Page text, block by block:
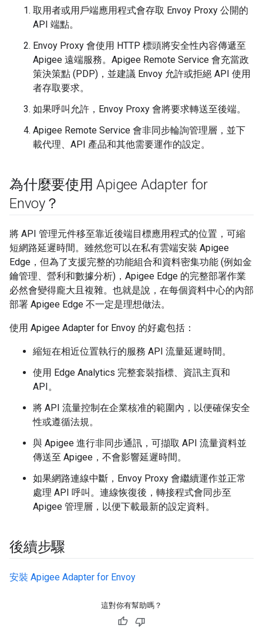
取用者或用戶端應用程式會存取 Envoy Proxy 公開的
API 端點。
Envoy Proxy 會使用 HTTP 標頭將安全性內容傳遞至
Apigee 遠端服務。Apigee Remote Service 會充當政
策決策點 (PDP)，並建議 Envoy 允許或拒絕 API 使用
者存取要求。
如果呼叫允許，Envoy Proxy 會將要求轉送至後端。
Apigee Remote Service 會非同步輪詢管理層，並下
載代理、API 產品和其他需要運作的設定。
為什麼要使用 Apigee Adapter for
Envoy？
將 API 管理元件移至靠近後端目標應用程式的位置，可縮
短網路延遲時間。雖然您可以在私有雲端安裝 Apigee
Edge，但為了支援完整的功能組合和資料密集功能 (例如金
鑰管理、營利和數據分析)，Apigee Edge 的完整部署作業
必然會變得龐大且複雜。也就是說，在每個資料中心的內部
部署 Apigee Edge 不一定是理想做法。
使用 Apigee Adapter for Envoy 的好處包括：
縮短在相近位置執行的服務 API 流量延遲時間。
使用 Edge Analytics 完整套裝指標、資訊主頁和
API。
將 API 流量控制在企業核准的範圍內，以便確保安全
性或遵循法規。
與 Apigee 進行非同步通訊，可擷取 API 流量資料並
傳送至 Apigee，不會影響延遲時間。
如果網路連線中斷，Envoy Proxy 會繼續運作並正常
處理 API 呼叫。連線恢復後，轉接程式會同步至
Apigee 管理層，以便下載最新的設定資料。
後續步驟
安裝 Apigee Adapter for Envoy
這對你有幫助嗎？